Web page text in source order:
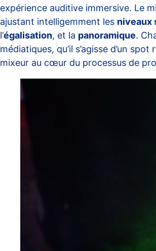
expérience auditive immersive. Le
ajustant intelligemment les niveaux
l’égalisation, et la panoramique.
médiatiques, qu’il s’agisse d’un
mixeur au cœur du processus de